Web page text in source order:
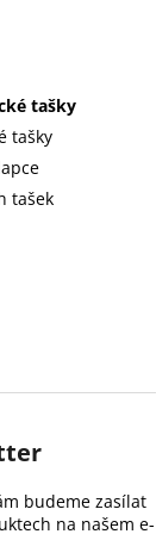
tašky
tašky
tašek
budeme zasílat
na našem e-
KULATÁ